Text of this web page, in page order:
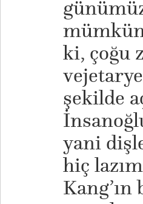
ki, çoğu
şekilde
yani
hiç